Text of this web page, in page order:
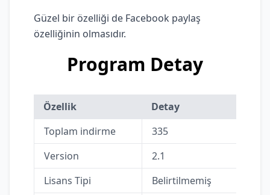
Güzel bir özelliği de Facebook paylaş
özelliğinin olmasıdır.
Program Detay
Özellik
Detay
Toplam indirme
335
Version
2.1
Lisans Tipi
Belirtilmemiş